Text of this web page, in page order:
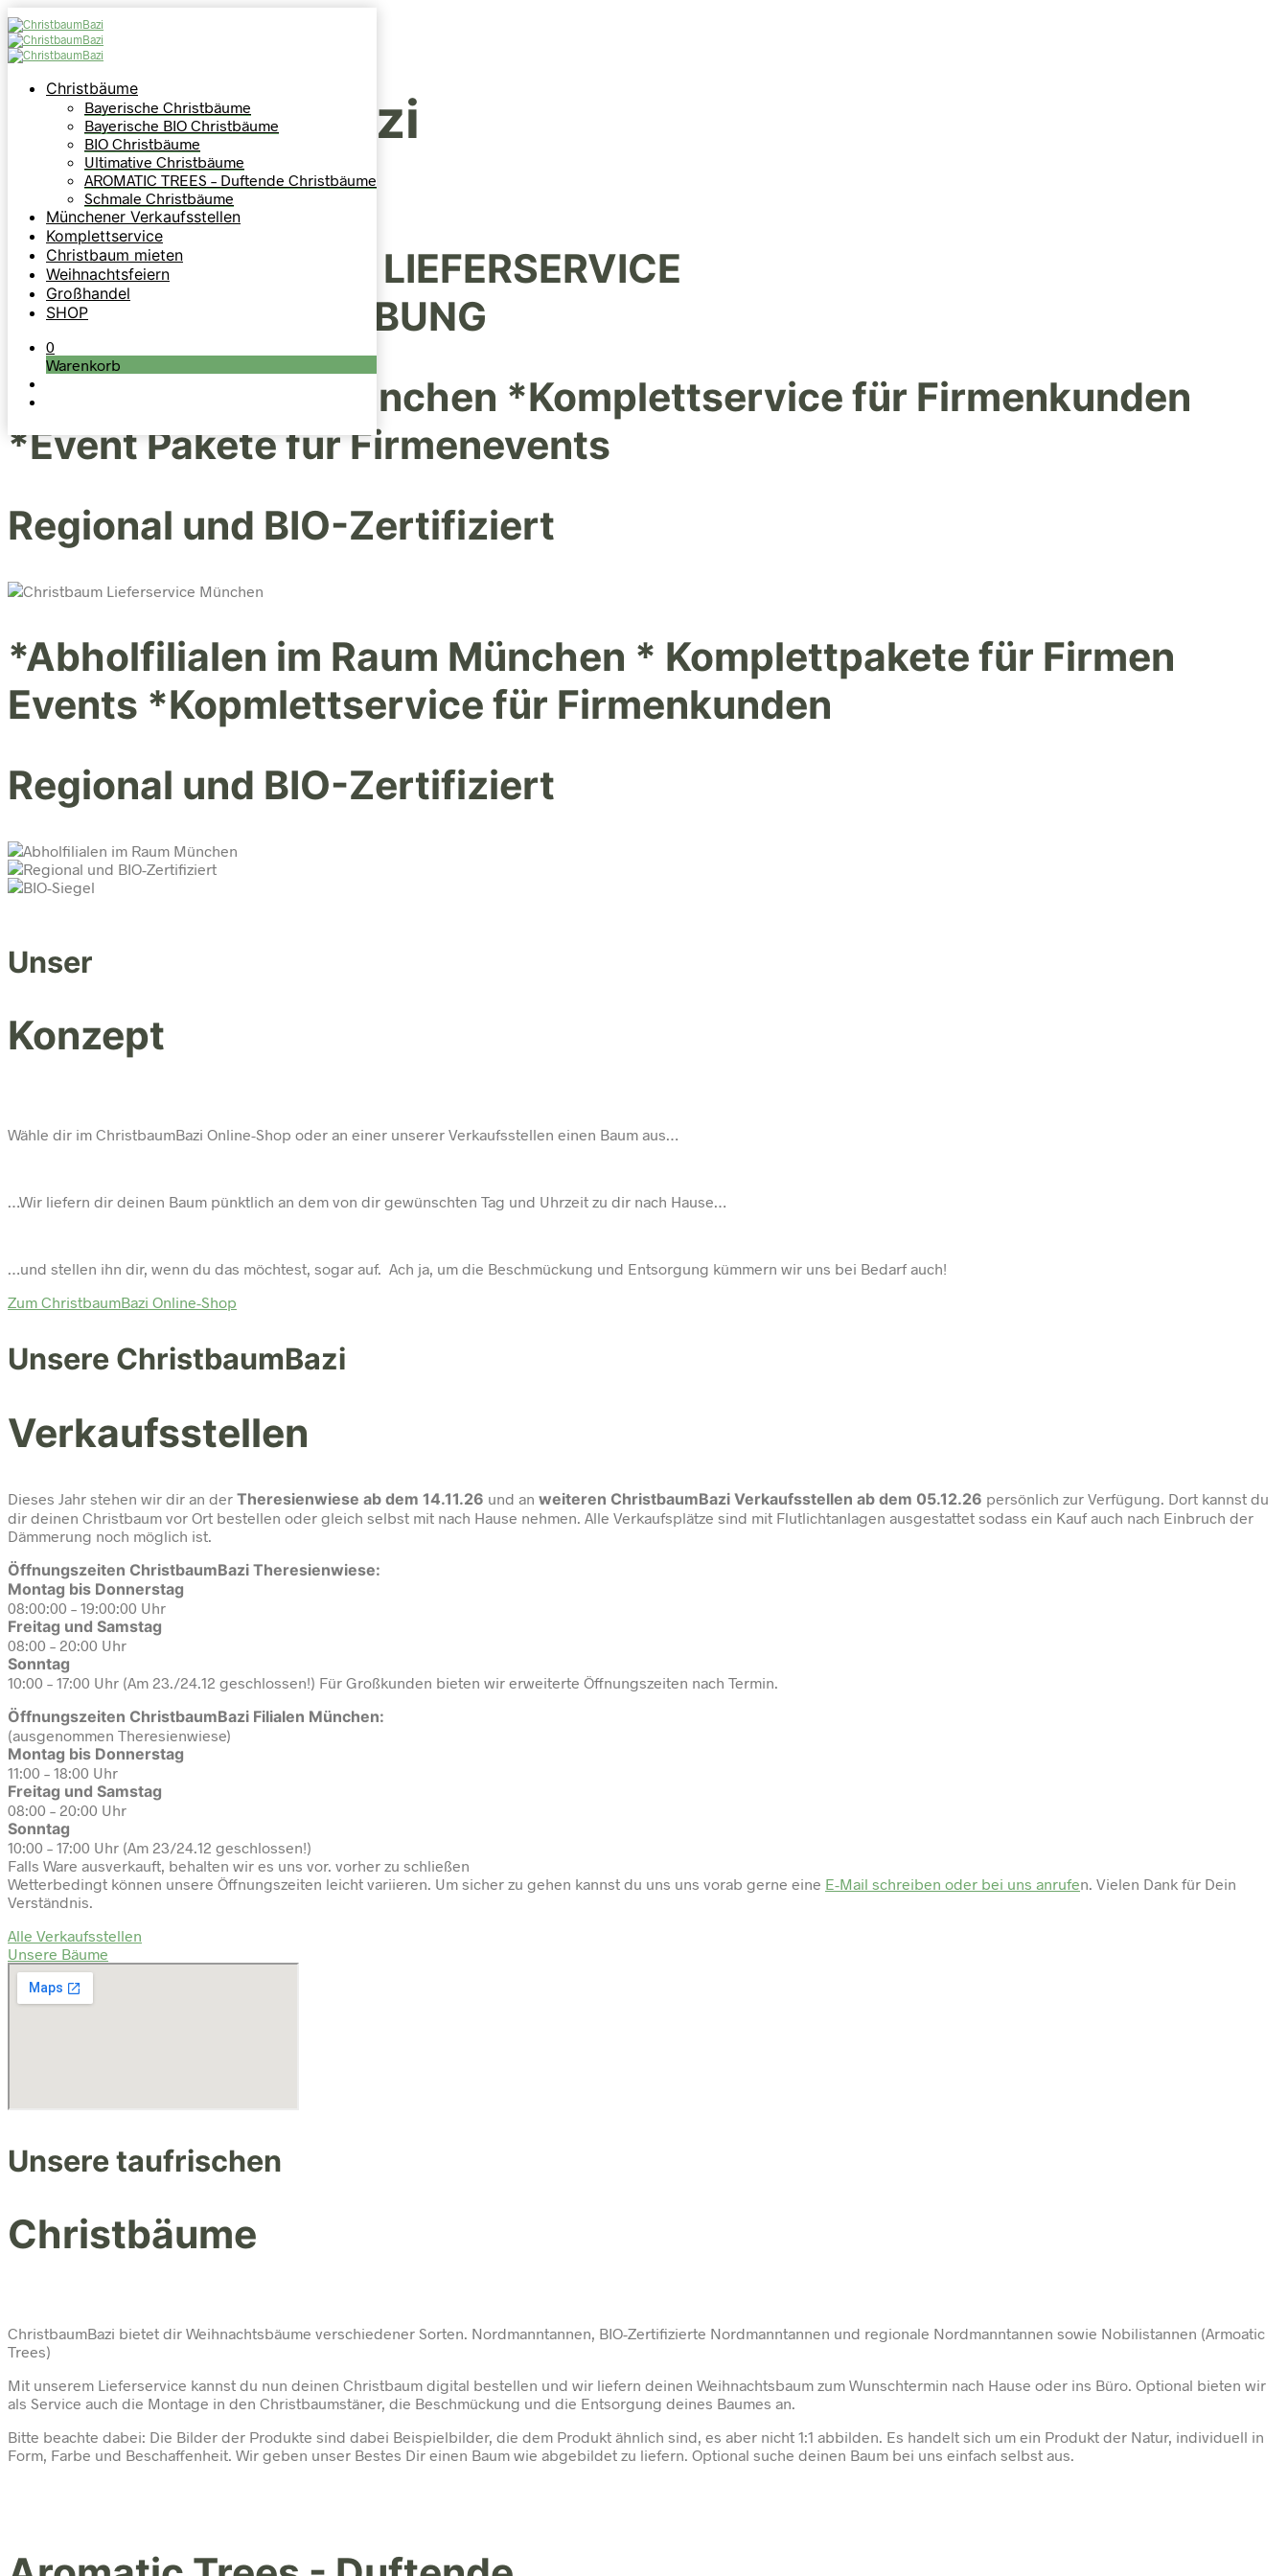
Christbäume
Bayerische Christbäume
Bayerische BIO Christbäume
BIO Christbäume
Ultimative Christbäume
AROMATIC TREES – Duftende Christbäume
Schmale Christbäume
Münchener Verkaufsstellen
Komplettservice
Christbaum mieten
Weihnachtsfeiern
Großhandel
SHOP
0
Warenkorb
ChristbaumBazi
DEIN CHRISTBAUM LIEFERSERVICE
MÜNCHEN & UMGEBUNG
*Abholfilialen in München *Komplettservice für Firmenkunden
*Event Pakete für Firmenevents
Regional und BIO-Zertifiziert
*Abholfilialen im Raum München * Komplettpakete für Firmen
Events *Kopmlettservice für Firmenkunden
Regional und BIO-Zertifiziert
Unser
Konzept
Wähle dir im ChristbaumBazi Online-Shop oder an einer unserer Verkaufsstellen einen Baum aus…
…Wir liefern dir deinen Baum pünktlich an dem von dir gewünschten Tag und Uhrzeit zu dir nach Hause…
…und stellen ihn dir, wenn du das möchtest, sogar auf. Ach ja, um die Beschmückung und Entsorgung kümmern wir uns bei Bedarf auch!
Zum ChristbaumBazi Online-Shop
Unsere ChristbaumBazi
Verkaufsstellen
Dieses Jahr stehen wir dir an der Theresienwiese ab dem 14.11.26 und an weiteren ChristbaumBazi Verkaufsstellen ab dem 05.12.26 persönlich zur Verfügung. Dort kannst du
dir deinen Christbaum vor Ort bestellen oder gleich selbst mit nach Hause nehmen. Alle Verkaufsplätze sind mit Flutlichtanlagen ausgestattet sodass ein Kauf auch nach Einbruch der
Dämmerung noch möglich ist.
Öffnungszeiten ChristbaumBazi Theresienwiese:
Montag bis Donnerstag
08:00:00 – 19:00:00 Uhr
Freitag und Samstag
08:00 – 20:00 Uhr
Sonntag
10:00 – 17:00 Uhr (Am 23./24.12 geschlossen!) Für Großkunden bieten wir erweiterte Öffnungszeiten nach Termin.
Öffnungszeiten ChristbaumBazi Filialen München:
(ausgenommen Theresienwiese)
Montag bis Donnerstag
11:00 – 18:00 Uhr
Freitag und Samstag
08:00 – 20:00 Uhr
Sonntag
10:00 – 17:00 Uhr (Am 23/24.12 geschlossen!)
Falls Ware ausverkauft, behalten wir es uns vor. vorher zu schließen
Wetterbedingt können unsere Öffnungszeiten leicht variieren. Um sicher zu gehen kannst du uns uns vorab gerne eine E-Mail schreiben oder bei uns anrufen. Vielen Dank für Dein
Verständnis.
Alle Verkaufsstellen
Unsere Bäume
Unsere taufrischen
Christbäume
ChristbaumBazi bietet dir Weihnachtsbäume verschiedener Sorten. Nordmanntannen, BIO-Zertifizierte Nordmanntannen und regionale Nordmanntannen sowie Nobilistannen (Armoatic
Trees)
Mit unserem Lieferservice kannst du nun deinen Christbaum digital bestellen und wir liefern deinen Weihnachtsbaum zum Wunschtermin nach Hause oder ins Büro. Optional bieten wir
als Service auch die Montage in den Christbaumstäner, die Beschmückung und die Entsorgung deines Baumes an.
Bitte beachte dabei: Die Bilder der Produkte sind dabei Beispielbilder, die dem Produkt ähnlich sind, es aber nicht 1:1 abbilden. Es handelt sich um ein Produkt der Natur, individuell in
Form, Farbe und Beschaffenheit. Wir geben unser Bestes Dir einen Baum wie abgebildet zu liefern. Optional suche deinen Baum bei uns einfach selbst aus.